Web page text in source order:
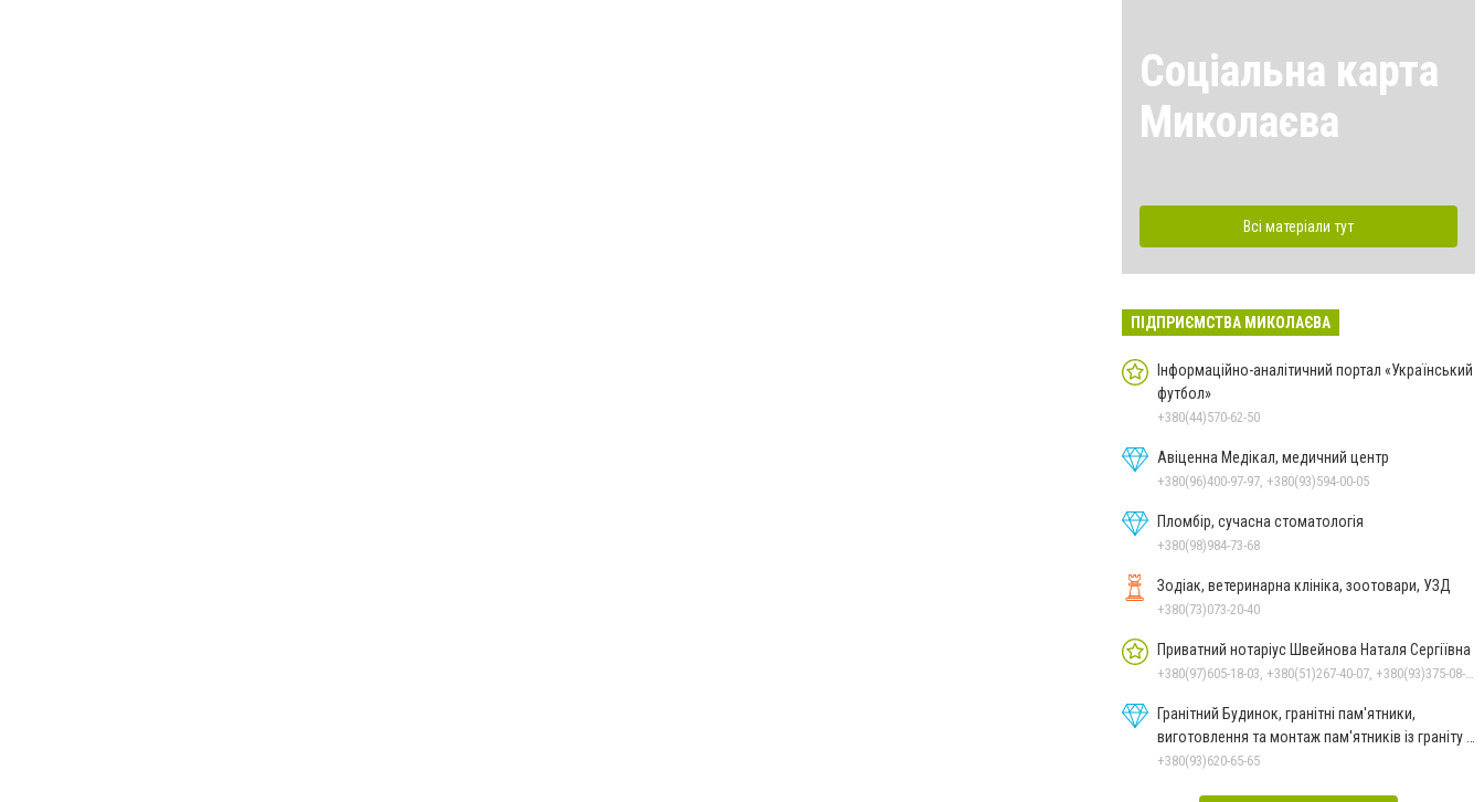
Соціальна карта
Миколаєва
Всі матеріали тут
ПІДПРИЄМСТВА МИКОЛАЄВА
Інформаційно-аналітичний портал «Український
футбол»
+380(44)570-62-50
Авіценна Медікал, медичний центр
+380(96)400-97-97, +380(93)594-00-05
Пломбір, сучасна стоматологія
+380(98)984-73-68
Зодіак, ветеринарна клініка, зоотовари, УЗД
+380(73)073-20-40
Приватний нотаріус Швейнова Наталя Сергіївна
Гранітний Будинок, гранітні пам'ятники,
виготовлення та монтаж пам'ятників із граніту в
Миколаєві
+380(93)620-65-65